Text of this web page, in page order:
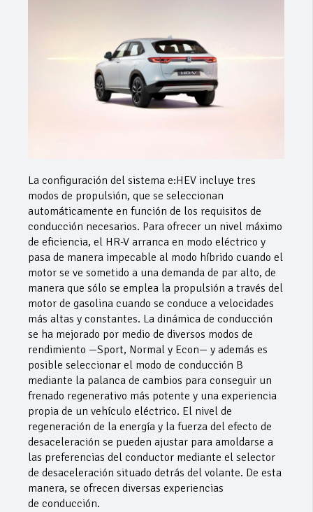
La configuración del sistema e:HEV incluye tres
modos de propulsión, que se seleccionan
automáticamente en función de los requisitos de
conducción necesarios. Para ofrecer un nivel máximo
de eficiencia, el HR-V arranca en modo eléctrico y
pasa de manera impecable al modo híbrido cuando el
motor se ve sometido a una demanda de par alto, de
manera que sólo se emplea la propulsión a través del
motor de gasolina cuando se conduce a velocidades
más altas y constantes. La dinámica de conducción
se ha mejorado por medio de diversos modos de
rendimiento —Sport, Normal y Econ— y además es
posible seleccionar el modo de conducción B
mediante la palanca de cambios para conseguir un
frenado regenerativo más potente y una experiencia
propia de un vehículo eléctrico. El nivel de
regeneración de la energía y la fuerza del efecto de
desaceleración se pueden ajustar para amoldarse a
las preferencias del conductor mediante el selector
de desaceleración situado detrás del volante. De esta
manera, se ofrecen diversas experiencias
de conducción.